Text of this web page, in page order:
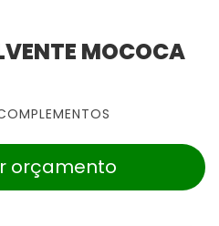
MOCOCA
orçamento